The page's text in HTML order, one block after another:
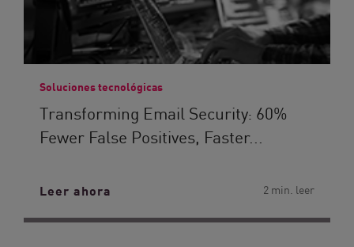
Soluciones tecnológicas
Transforming Email Security: 60%
Fewer False Positives, Faster...
Leer ahora 2 min. leer